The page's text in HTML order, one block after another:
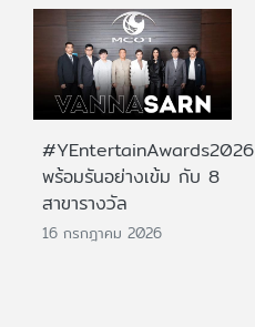
#YEntertainAwards2026
พร้อมรันอย่างเข้ม กับ 8
สาขารางวัล
16 กรกฎาคม 2026